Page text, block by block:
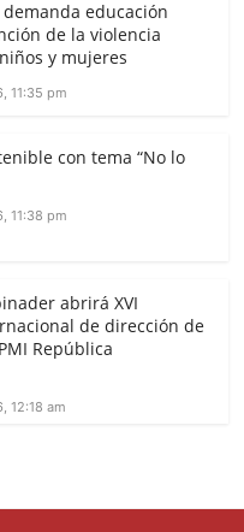
educación
de la violencia
y mujeres
11:35 pm
con tema “No lo
11:38 pm
abrirá XVI
de dirección de
República
12:18 am